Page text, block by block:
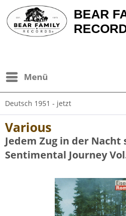
BEAR
Menü
Deutsch 1951 - jetzt
Various
Jedem Zug in der Nacht
Sentimental Journey